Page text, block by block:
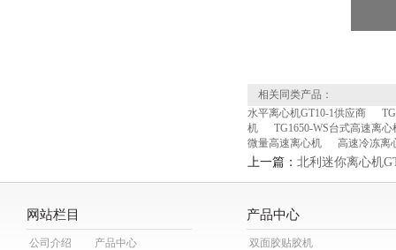
相关同类产品：
水平离心机GT10-1供应商
机
TG1650-WS台式高速离心
微量高速离心机
高速冷冻离
上一篇： 北利迷你离心机
网站栏目
公司介绍
产品中心
产品中心
双面胶贴胶机